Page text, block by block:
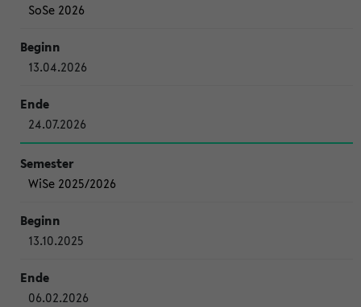
SoSe 2026
13.04.2026
24.07.2026
WiSe 2025/2026
13.10.2025
06.02.2026